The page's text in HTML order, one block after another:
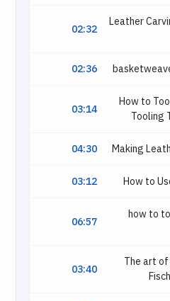
02:32
Leather
02:36
03:14
How to
Tooling
04:30 Making
03:12 How to
06:57
how to
03:40
The art